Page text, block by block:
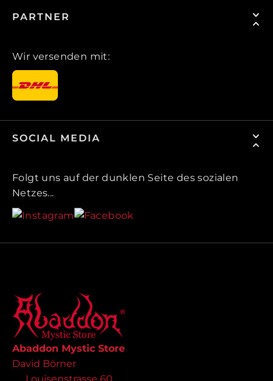
PARTNER
Wir versenden mit:
SOCIAL MEDIA
Folgt uns auf der dunklen Seite des sozialen
Netzes...
Abaddon Mystic Store
David Börner